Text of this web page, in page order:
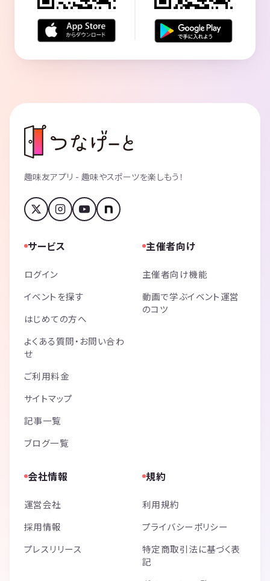
趣味友アプリ - 趣味やスポーツを楽しもう！
サービス
ログイン
イベントを探す
はじめての方へ
よくある質問・お問い合わ
せ
ご利用料金
サイトマップ
記事一覧
ブログ一覧
主催者向け
主催者向け機能
動画で学ぶイベント運営
のコツ
会社情報
運営会社
採用情報
プレスリリース
規約
利用規約
プライバシーポリシー
特定商取引法に基づく表
記